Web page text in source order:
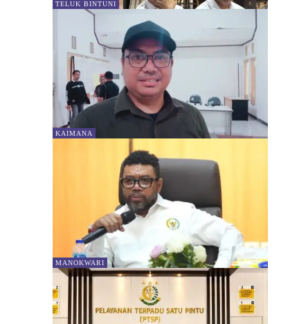
TELUK BINTUNI
KAIMANA
MANOKWARI